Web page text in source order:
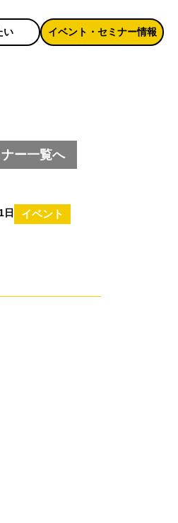
い イベント・セミナー情報
ー一覧へ
イベント
日